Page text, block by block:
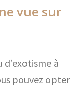
vue sur
à
pouvez opter